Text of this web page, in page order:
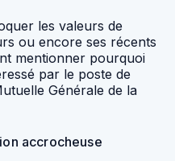
les valeurs de
ou encore ses récents
mentionner pourquoi
par le poste de
Générale de la
accrocheuse